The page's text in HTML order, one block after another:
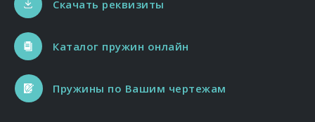
Каталог пружин онлайн
Пружины по Вашим чертежам
Скачать реквизиты